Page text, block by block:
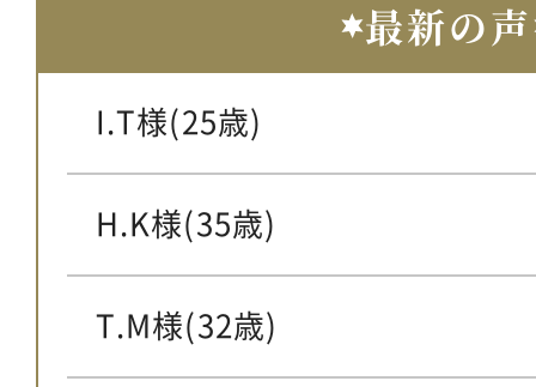
最新の声
I.T様(25歳)
H.K様(35歳)
T.M様(32歳)